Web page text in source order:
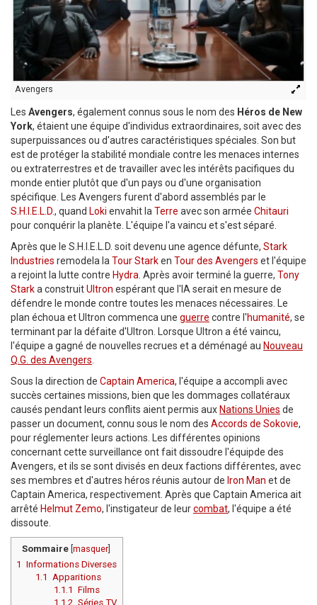
Avengers
Les Avengers, également connus sous le nom des Héros de New
York, étaient une équipe d'individus extraordinaires, soit avec des
superpuissances ou d'autres caractéristiques spéciales. Son but
est de protéger la stabilité mondiale contre les menaces internes
ou extraterrestres et de travailler avec les intérêts pacifiques du
monde entier plutôt que d'un pays ou d'une organisation
spécifique. Les Avengers furent d'abord assemblés par le
S.H.I.E.L.D., quand Loki envahit laTerre avec son armée Chitauri
pour conquérir la planète. L'équipe l'a vaincu et s'est séparé.
Après que le S.H.I.E.L.D. soit devenu une agence défunte, Stark
Industries remodela laTour Starken Tour des Avengers et l'équipe
a rejoint la lutte contre Hydra. Après avoir terminé la guerre, Tony
Starka construitUltron espérant que l'IA serait en mesure de
défendre le monde contre toutes les menaces nécessaires. Le
plan échoua et Ultron commenca une guerre contre l'humanité, se
terminant par la défaite d'Ultron. Lorsque Ultron a été vaincu,
l'équipe a gagné de nouvelles recrues et a déménagé au Nouveau
Q.G. des Avengers.
Sous la direction de Captain America, l'équipe a accompli avec
succès certaines missions, bien que les dommages collatéraux
causés pendant leurs conflits aient permis aux Nations Unies de
passer un document, connu sous le nom des Accords de Sokovie,
pour réglementer leurs actions. Les différentes opinions
concernant cette surveillance ont fait dissoudre l'équipde des
Avengers, et ils se sont divisés en deux factions différentes, avec
ses membres et d'autres héros réunis autour de Iron Man et de
Captain America, respectivement. Après que Captain America ait
arrêté Helmut Zemo, l'instigateur de leurcombat, l'équipe a été
dissoute.
Sommaire[ masquer]
1 Informations Diverses
1.1 Apparitions
1.1.1
Films
1.1.2 Séries TV